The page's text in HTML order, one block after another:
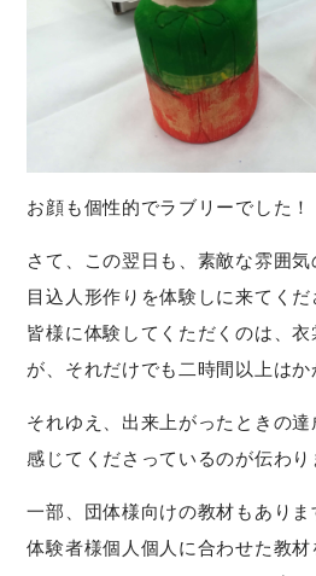
お顔も個性的でラブリーでした！
さて、この翌日も、素敵な雰囲
目込人形作りを体験しに来てくだ
皆様に体験してくただくのは、
が、それだけでも二時間以上はか
それゆえ、出来上がったときの
感じてくださっているのが伝わり
一部、団体様向けの教材もありま
体験者様個人個人に合わせた教材